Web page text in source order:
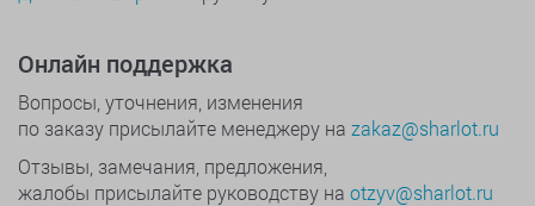
Онлайн поддержка
Вопросы, уточнения, изменения
по заказу присылайте менеджеру на zakaz@sharlot.ru
Отзывы, замечания, предложения,
жалобы присылайте руководству на otzyv@sharlot.ru